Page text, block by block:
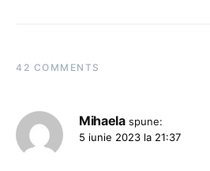
42 COMMENTS
Mihaela spune:
5 iunie 2023 la 21:37